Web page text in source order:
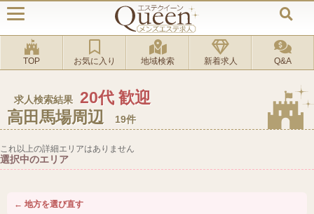
TOP お気に入り 地域検索 新着求人 Q&A
求人検索結果
20代 歓迎
高田馬場周辺
19件
これ以上の詳細エリアはありません
選択中のエリア
← 地方を選び直す